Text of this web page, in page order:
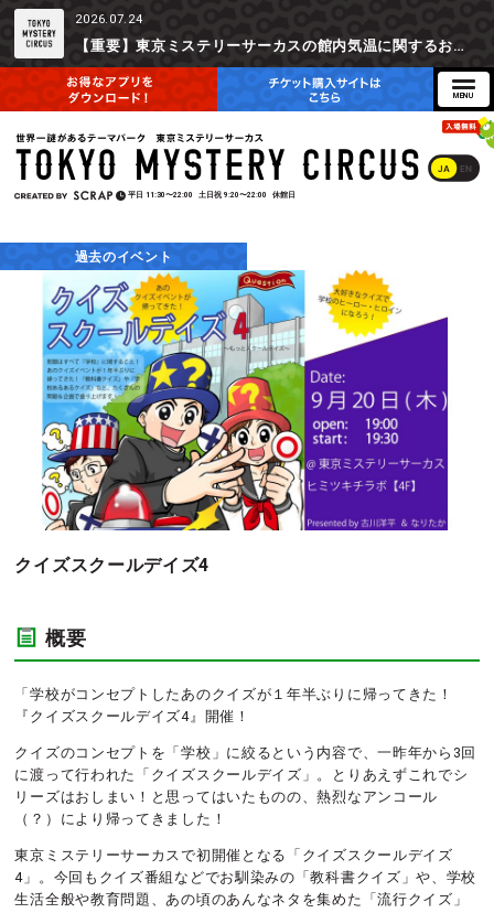
2026.07.24
【重要】東京ミステリーサーカスの館内気温に関するお詫びとご参加辞退時の返金対応について
JA EN
平日 11:30〜22:00 土日祝 9:20〜22:00 休館日
過去のイベント
クイズスクールデイズ4
概要
「学校がコンセプトしたあのクイズが１年半ぶりに帰ってきた！
『クイズスクールデイズ4』開催！
クイズのコンセプトを「学校」に絞るという内容で、一昨年から3回
に渡って行われた「クイズスクールデイズ」。とりあえずこれでシ
リーズはおしまい！と思ってはいたものの、熱烈なアンコール
（？）により帰ってきました！
東京ミステリーサーカスで初開催となる「クイズスクールデイズ
4」。今回もクイズ番組などでお馴染みの「教科書クイズ」や、学校
生活全般や教育問題、あの頃のあんなネタを集めた「流行クイズ」